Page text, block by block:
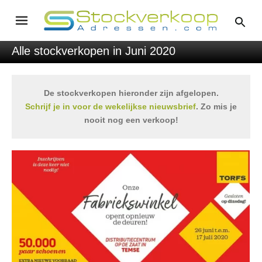
Alle stockverkopen in Juni 2020
De stockverkopen hieronder zijn afgelopen.
Schrijf je in voor de wekelijkse nieuwsbrief. Zo mis je
nooit nog een verkoop!